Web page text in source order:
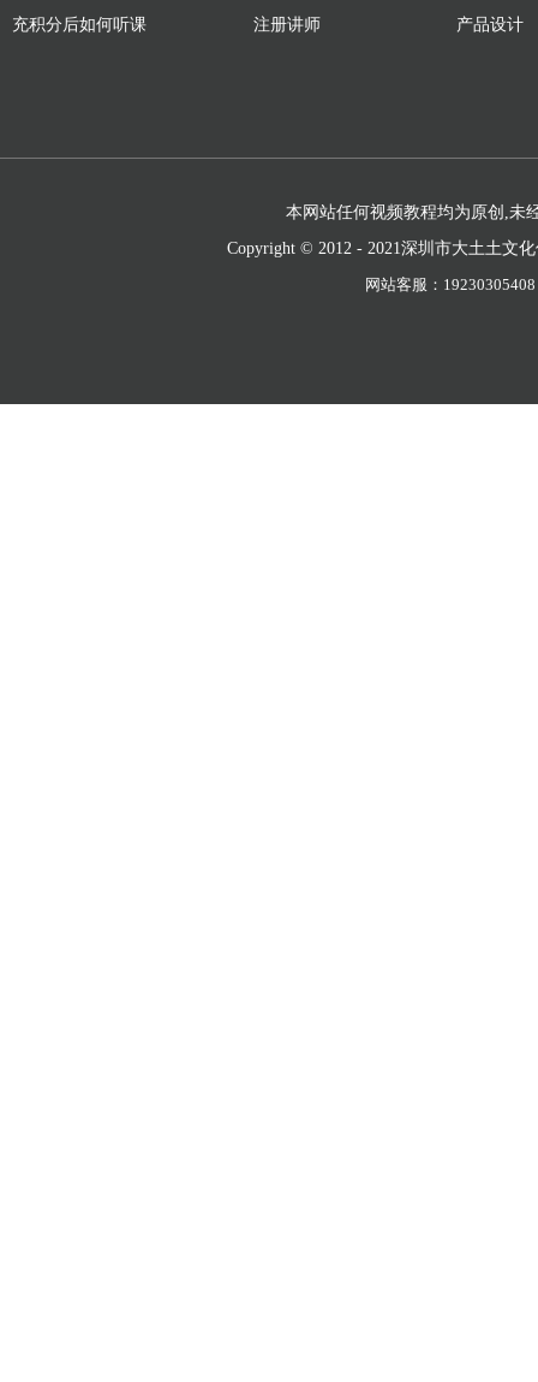
充积分后如何听课 注册讲师 产品设计
本网站任何视频教程均为原创,未
Copyright © 2012 - 2021深圳市大土土文
网站客服：